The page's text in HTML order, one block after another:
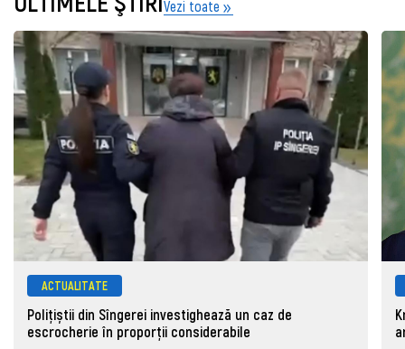
Vezi toate
ACTUALITATE
Polițiștii din Sîngerei investighează un caz de
escrocherie în proporții considerabile